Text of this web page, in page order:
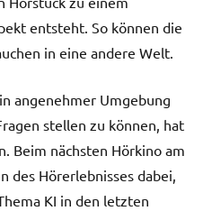
entsteht. So können die
in eine andere Welt.
angenehmer Umgebung
stellen zu können, hat
Beim nächsten Hörkino am
des Hörerlebnisses dabei,
KI in den letzten